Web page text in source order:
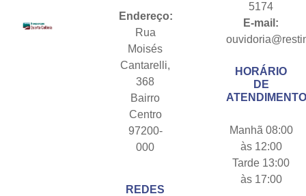
Endereço:
Rua
Moisés
Cantarelli,
368
Bairro
Centro
97200-
000
REDES
5174
E-mail:
HORÁRIO
DE
Manhã 08:00
às 12:00
Tarde 13:00
às 17:00